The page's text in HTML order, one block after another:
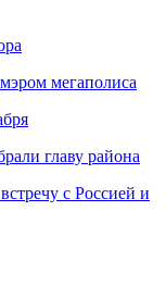
мегаполиса
главу района
с Россией и